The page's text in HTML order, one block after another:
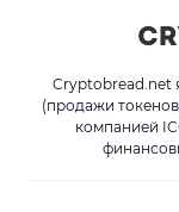
Cryptobread.net
(продажи
компанией